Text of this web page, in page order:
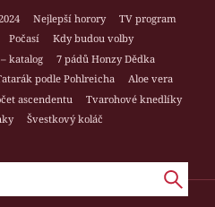
Nejlepší horory
TV program
Počasí
Kdy budou volby
katalog
7 pádů Honzy Dědka
podle Pohlreicha
Aloe vera
ascendentu
Tvarohové knedlíky
Švestkový koláč